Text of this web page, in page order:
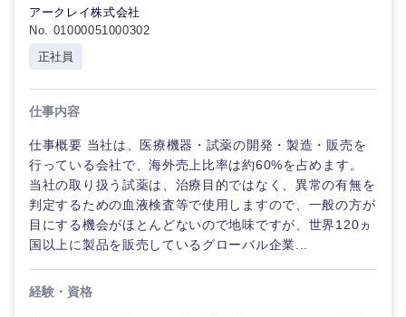
専門職
技術職
Webサー
ビス・制
ム
技術職
（モノづ
くり）
金融専門
職
メディカル
建設・施工管理
事務職
その他
WEBサービス
コンサル・シンクタンク
広告・宣伝・印刷
マスメディア
フルリモート
アークレイ株式会社
No. 01000051000302
正社員
仕事内容
仕事概要 当社は、医療機器・試薬の開発・製造・販売を
行っている会社で、海外売上比率は約60%を占めます。
当社の取り扱う試薬は、治療目的ではなく、異常の有無を
判定するための血液検査等で使用しますので、一般の方が
目にする機会がほとんどないので地味ですが、世界120ヵ
国以上に製品を販売しているグローバル企業...
経験・資格